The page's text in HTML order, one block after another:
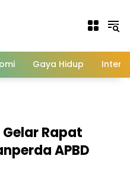
Gaya Hidup
Rapat
APBD